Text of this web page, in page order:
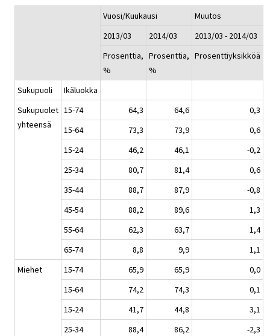
Vuosi/Kuukausi
Muutos
2013/03
2014/03
2013/03 - 2014/03
Prosenttia,
%
Prosenttia,
%
Prosenttiyksikköä
Sukupuoli
Ikäluokka
Sukupuolet
yhteensä
15-74 64,3 64,6
0,3
15-64
73,3 73,9
0,6
15-24
46,2 46,1
-0,2
25-34
80,7 81,4
0,6
35-44
88,7 87,9
-0,8
45-54
88,2 89,6
1,3
55-64
62,3 63,7
1,4
65-74
8,8 9,9
1,1
Miehet
15-74 65,9 65,9
0,0
15-64
74,2 74,3
0,1
15-24
41,7 44,8
3,1
25-34
88,4 86,2
-2,3